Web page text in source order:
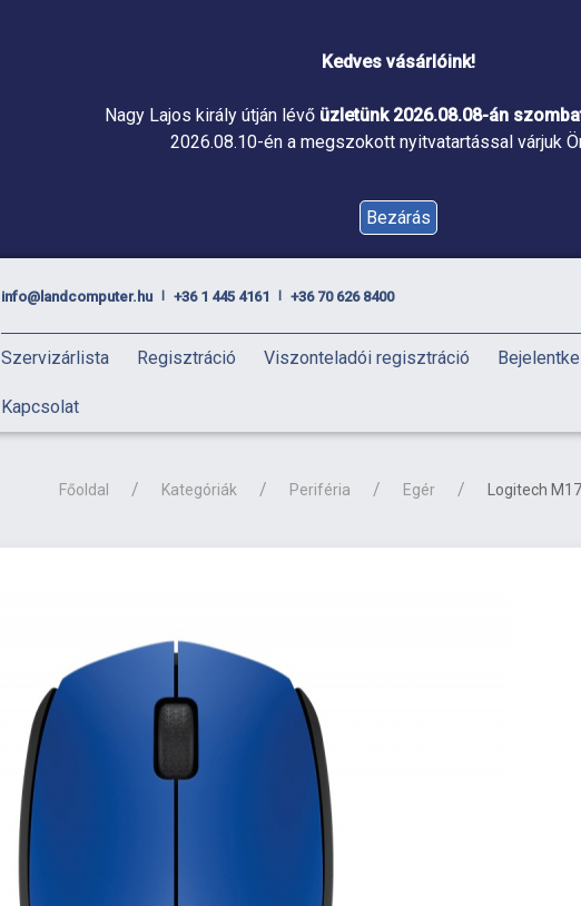
Kedves vásárlóink!
Nagy Lajos király útján lévő üzletünk 2026.08.08-án
2026.08.10-én a megszokott nyitvatartással várjuk
Bezárás
info@landcomputer.hu +36 1 445 4161 +36 70 626 8400
Szervizárlista Regisztráció Viszonteladói regisztráció
Kapcsolat
Főoldal Kategóriák Periféria Egér Logitech